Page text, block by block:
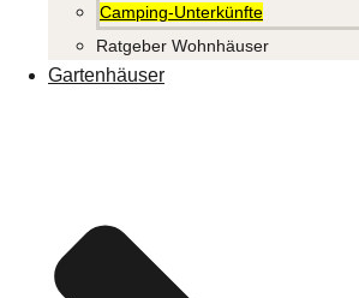
Camping-Unterkünfte
Ratgeber Wohnhäuser
Gartenhäuser